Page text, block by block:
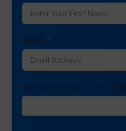
E-Mail
Ich möchte News-Updates